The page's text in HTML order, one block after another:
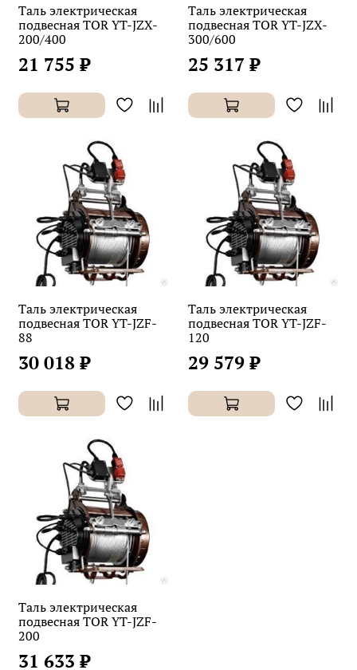
Таль электрическая
подвесная TOR YT-JZX-
200/400
21 755 ₽
Таль электрическая
подвесная TOR YT-JZX-
300/600
25 317 ₽
Таль электрическая
подвесная TOR YT-JZF-
88
30 018 ₽
Таль электрическая
подвесная TOR YT-JZF-
120
29 579 ₽
Таль электрическая
подвесная TOR YT-JZF-
200
31 633 ₽